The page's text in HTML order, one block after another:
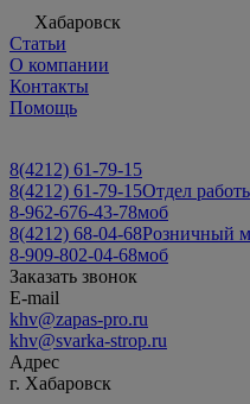
Хабаровск
Статьи
О компании
Контакты
Помощь
8(4212) 61-79-15
8(4212) 61-79-15Отдел
8-962-676-43-78моб
8(4212) 68-04-68Розничный
8-909-802-04-68моб
Заказать звонок
E-mail
khv@zapas-pro.ru
khv@svarka-strop.ru
Адрес
г. Хабаровск